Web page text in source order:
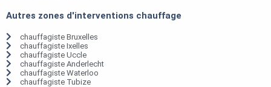
Autres zones d'interventions chauffage
chauffagiste Bruxelles
chauffagiste Ixelles
chauffagiste Uccle
chauffagiste Anderlecht
chauffagiste Waterloo
chauffagiste Tubize